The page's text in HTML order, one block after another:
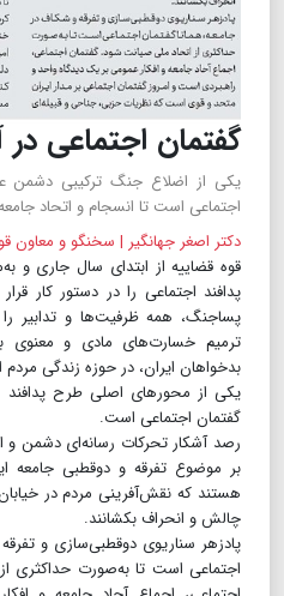
گفتمان اجتماعی در
یکی از اضلاع جنگ ترکیبی دشمن
اجتماعی است تا انسجام و اتحاد
دکتر اصغر جهانگیر‌ | سخنگو و معاون
قوه قضاییه از ابتدای سال جاری و
پدافند اجتماعی را در دستور کار
پساجنگ، همه ظرفیت‌ها و تدابیر
ترمیم خسارت‌های مادی و معنوی
بدخواهان ایران، در حوزه زندگی مردم
یکی از محورهای اصلی طرح
گفتمان اجتماعی است.
رصد آشکار تحرکات رسانه‌ای دشمن
بر موضوع تفرقه و دوقطبی جامعه
هستند که نقش‌آفرینی مردم در
چالش و انحراف بکشانند.
پادزهر سناریوی دوقطبی‌سازی و
اجتماعی است تا به‌صورت حداکثری